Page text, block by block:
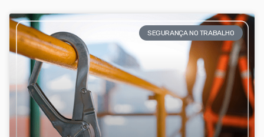
SEGURANÇA NO TRABALHO